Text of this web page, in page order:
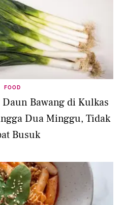
FOOD
Bawang di Kulkas
Dua Minggu, Tidak
Busuk